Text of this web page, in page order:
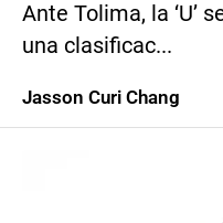
Ante Tolima, la ‘U’
una clasificac...
Jasson Curi Chang